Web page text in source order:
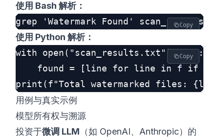
使用 Bash 解析：
Copy
使用 Python 解析：
with open("scan_results.txt") as f:
found = [line for line in f if
Copy
用例与真实示例
模型所有权与溯源
投资于微调 LLM （如 OpenAI、Anthropic）的